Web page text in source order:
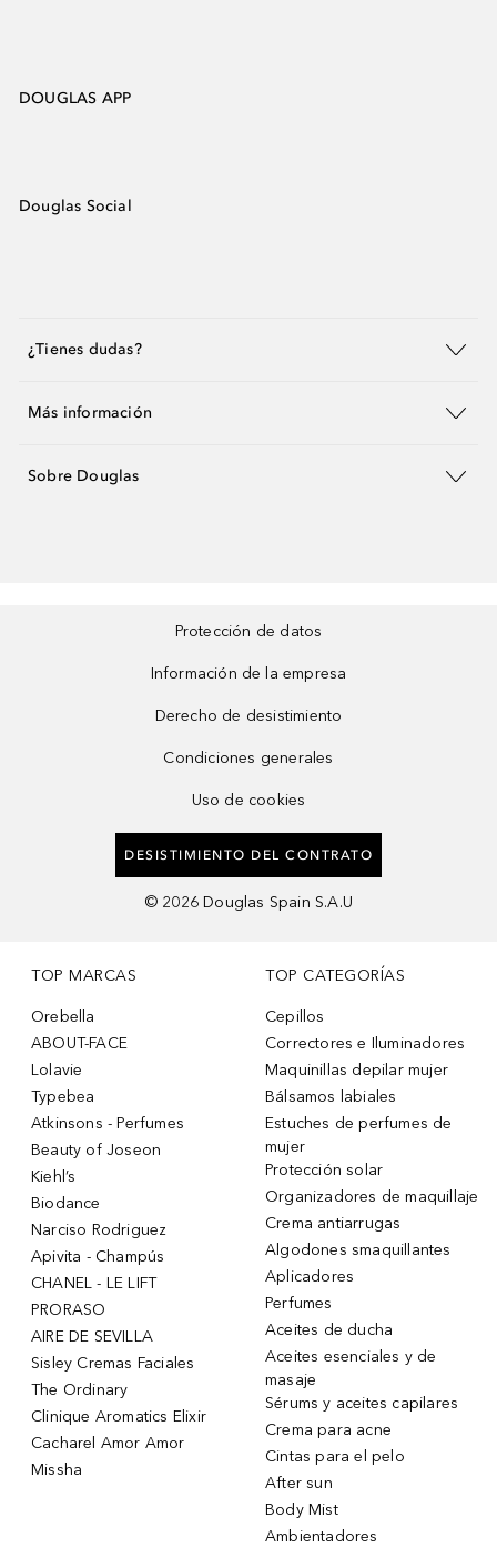
DOUGLAS APP
Douglas Social
¿Tienes dudas?
Más información
Sobre Douglas
Protección de datos
Información de la empresa
Derecho de desistimiento
Condiciones generales
Uso de cookies
DESISTIMIENTO DEL CONTRATO
© 2026 Douglas Spain S.A.U
TOP MARCAS
Orebella
ABOUT-FACE
Lolavie
Typebea
Atkinsons - Perfumes
Beauty of Joseon
Kiehl’s
Biodance
Narciso Rodriguez
Apivita - Champús
CHANEL - LE LIFT
PRORASO
AIRE DE SEVILLA
Sisley Cremas Faciales
The Ordinary
Clinique Aromatics Elixir
Cacharel Amor Amor
Missha
TOP CATEGORÍAS
Cepillos
Correctores e Iluminadores
Maquinillas depilar mujer
Bálsamos labiales
Estuches de perfumes de
mujer
Protección solar
Organizadores de maquillaje
Crema antiarrugas
Algodones smaquillantes
Aplicadores
Perfumes
Aceites de ducha
Aceites esenciales y de
masaje
Sérums y aceites capilares
Crema para acne
Cintas para el pelo
After sun
Body Mist
Ambientadores